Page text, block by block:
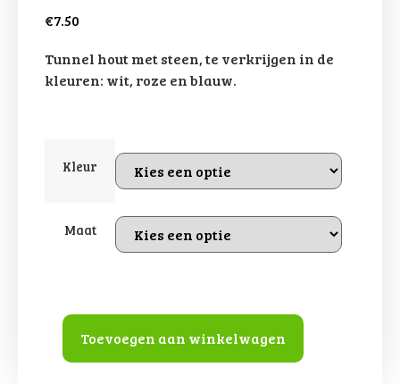
€7.50
Tunnel hout met steen, te verkrijgen in de
kleuren: wit, roze en blauw.
Kleur
Maat
Toevoegen aan winkelwagen